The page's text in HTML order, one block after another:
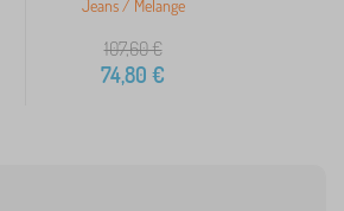
Jeans / Melange
107,60€
74,80 €